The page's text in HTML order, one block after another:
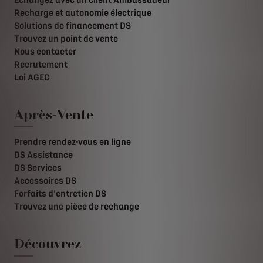
Recharge et autonomie électrique
Solutions de financement DS
Trouvez un point de vente
Nous contacter
Recrutement
Loi AGEC
Après-Vente
Prendre rendez-vous en ligne
DS Assistance
DS Services
Accessoires DS
Forfaits d'entretien DS
Trouvez une pièce de rechange
Découvrez